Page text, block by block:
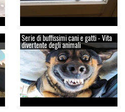
Serie di buffissimi cani e gatti - Vita
divertente degli animali